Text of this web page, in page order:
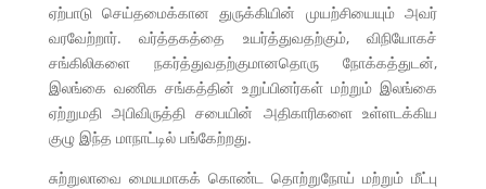
ஏற்பாடு செய்தமைக்கான துருக்கியின் முயற்சியையும் அவர்
வரவேற்றார். வர்த்தகத்தை உயர்த்துவதற்கும், விநியோகச்
சங்கிலிகளை நகர்த்துவதற்குமானதொரு நோக்கத்துடன்,
இலங்கை வணிக சங்கத்தின் உறுப்பினர்கள் மற்றும் இலங்கை
ஏற்றுமதி அபிவிருத்தி சபையின் அதிகாரிகளை உள்ளடக்கிய
குழு இந்த மாநாட்டில் பங்கேற்றது.
சுற்றுலாவை மையமாகக் கொண்ட தொற்றுநோய் மற்றும் மீட்பு